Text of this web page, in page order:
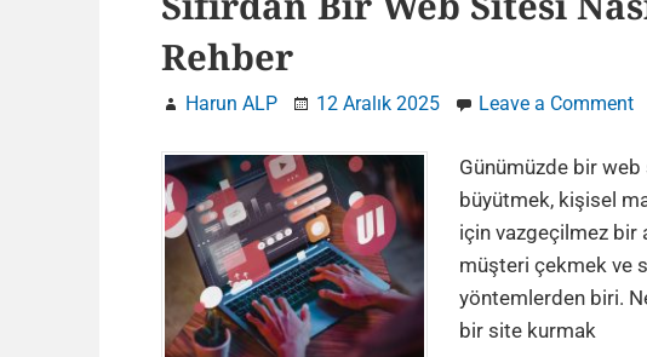
Rehber
Harun ALP 12 Aralık 2025 Leave a Commenton
Günümüzde bir
büyütmek, kişisel
için vazgeçilmez bir
müşteri çekmek ve
yöntemlerden biri.
bir site kurmak